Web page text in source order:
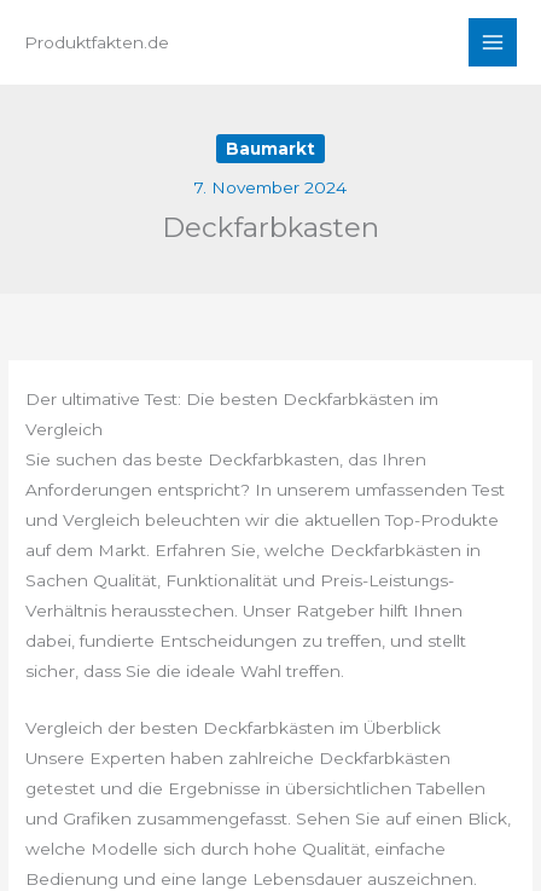
InhaltProduktfakten.de
Baumarkt
7. November 2024
Deckfarbkasten
Der ultimative Test: Die besten Deckfarbkästen im
Vergleich
Sie suchen das beste Deckfarbkasten, das Ihren
Anforderungen entspricht? In unserem umfassenden Test
und Vergleich beleuchten wir die aktuellen Top-Produkte
auf dem Markt. Erfahren Sie, welche Deckfarbkästen in
Sachen Qualität, Funktionalität und Preis-Leistungs-
Verhältnis herausstechen. Unser Ratgeber hilft Ihnen
dabei, fundierte Entscheidungen zu treffen, und stellt
sicher, dass Sie die ideale Wahl treffen.
Vergleich der besten Deckfarbkästen im Überblick
Unsere Experten haben zahlreiche Deckfarbkästen
getestet und die Ergebnisse in übersichtlichen Tabellen
und Grafiken zusammengefasst. Sehen Sie auf einen Blick,
welche Modelle sich durch hohe Qualität, einfache
Bedienung und eine lange Lebensdauer auszeichnen.